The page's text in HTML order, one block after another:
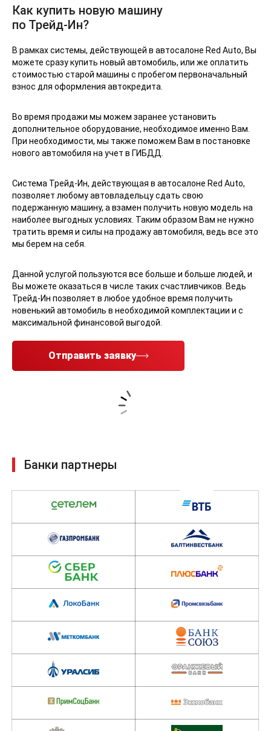
Как купить новую машину
по Трейд-Ин?
В рамках системы, действующей в автосалоне Red Auto, Вы
можете сразу купить новый автомобиль, или же оплатить
стоимостью старой машины с пробегом первоначальный
взнос для оформления автокредита.
Во время продажи мы можем заранее установить
дополнительное оборудование, необходимое именно Вам.
При необходимости, мы также поможем Вам в постановке
нового автомобиля на учет в ГИБДД.
Система Трейд-Ин, действующая в автосалоне Red Auto,
позволяет любому автовладельцу сдать свою
подержанную машину, а взамен получить новую модель на
наиболее выгодных условиях. Таким образом Вам не нужно
тратить время и силы на продажу автомобиля, ведь все это
мы берем на себя.
Данной услугой пользуются все больше и больше людей, и
Вы можете оказаться в числе таких счастливчиков. Ведь
Трейд-Ин позволяет в любое удобное время получить
новенький автомобиль в необходимой комплектации и с
максимальной финансовой выгодой.
Отправить заявку
Банки партнеры